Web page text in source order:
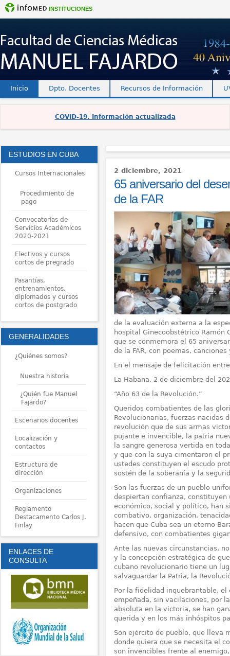
INSTITUCIONES
Inicio Dpto. Docentes Recursos de Información
COVID-19. Información actualizada
2 diciembre, 2021
65 aniversario del
de la FAR
de la evaluación externa a la
hospital Ginecoobstétrico Ramón
que se conmemora el 65
de la FAR, con poemas,
En el mensaje de felicitación
La Habana, 2 de diciembre del
“Año 63 de la Revolución.”
Queridos combatientes de las
Revolucionarias, fuerzas nacidas
revolución que de sus armas
pujante e invencible, la patria
la sangre generosa vertida en
y que con la suya cimentaron el
ustedes constituyen el escudo
sostén de la soberanía y la
Son las fuerzas de un pueblo
despiertan confianza,
económico, social y político, han
combativo, organización,
hacen que Cuba sea un eterno
defensivo, con combatientes
Ante las nuevas circunstancias,
y la concepción estratégica de
cubano revolucionario tiene un
salvaguardar la Patria, la
Por la fidelidad inquebrantable,
empeñada, sin vacilaciones, por
absoluta en la victoria, se han
querida y en los más inhóspitos
Son ejército de pueblo, que lleva
donde quiera que se necesita el
son invencibles frente al
ESTUDIOS EN CUBA
Cursos Internacionales
Procedimiento de
pago
Convocatorias de
Servicios Académicos
2020-2021
Electivos y cursos
cortos de pregrado
Pasantías,
entrenamientos,
diplomados y cursos
cortos de postgrado
GENERALIDADES
¿Quiénes somos?
Nuestra historia
¿Quién fue Manuel
Fajardo?
Escenarios docentes
Localización y
contactos
Estructura de
dirección
Organizaciones
Reglamento
Destacamento Carlos J.
Finlay
ENLACES DE
CONSULTA